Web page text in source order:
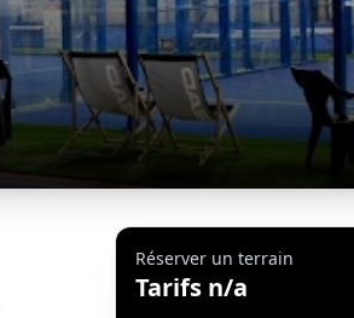
Réserver un terrain
Tarifs n/a